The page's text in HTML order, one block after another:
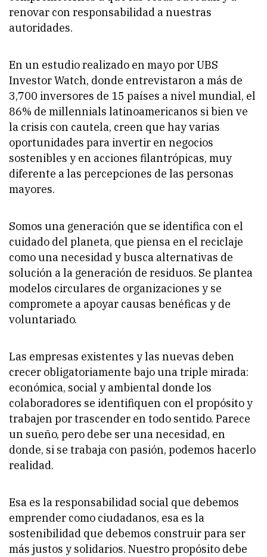
renovar con responsabilidad a nuestras
autoridades.
En un estudio realizado en mayo por UBS
Investor Watch, donde entrevistaron a más de
3,700 inversores de 15 países a nivel mundial, el
86% de millennials latinoamericanos si bien ve
la crisis con cautela, creen que hay varias
oportunidades para invertir en negocios
sostenibles y en acciones filantrópicas, muy
diferente a las percepciones de las personas
mayores.
Somos una generación que se identifica con el
cuidado del planeta, que piensa en el reciclaje
como una necesidad y busca alternativas de
solución a la generación de residuos. Se plantea
modelos circulares de organizaciones y se
compromete a apoyar causas benéficas y de
voluntariado.
Las empresas existentes y las nuevas deben
crecer obligatoriamente bajo una triple mirada:
económica, social y ambiental donde los
colaboradores se identifiquen con el propósito y
trabajen por trascender en todo sentido. Parece
un sueño, pero debe ser una necesidad, en
donde, si se trabaja con pasión, podemos hacerlo
realidad.
Esa es la responsabilidad social que debemos
emprender como ciudadanos, esa es la
sostenibilidad que debemos construir para ser
más justos y solidarios. Nuestro propósito debe